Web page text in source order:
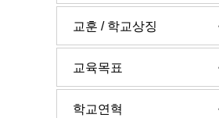
교훈 / 학교상징
교육목표
학교연혁